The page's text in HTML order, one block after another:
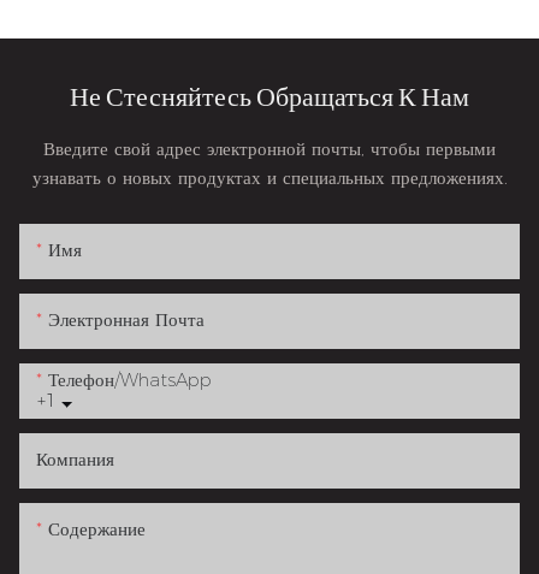
Не Стесняйтесь Обращаться К Нам
Введите свой адрес электронной почты, чтобы первыми
узнавать о новых продуктах и ​​специальных предложениях.
Имя
Электронная Почта
+1
Телефон/WhatsApp
Компания
Содержание